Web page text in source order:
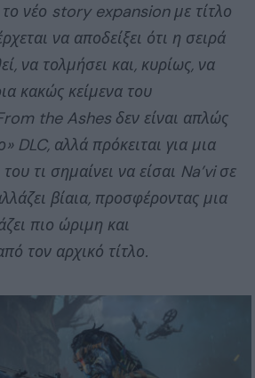
νέο story expansion με τίτλο
να αποδείξει ότι η σειρά
να τολμήσει και, κυρίως, να
κακώς κείμενα του
the Ashes δεν είναι απλώς
DLC, αλλά πρόκειται για μια
τι σημαίνει να είσαι Na’vi σε
βίαια, προσφέροντας μια
πιο ώριμη και
τον αρχικό τίτλο.